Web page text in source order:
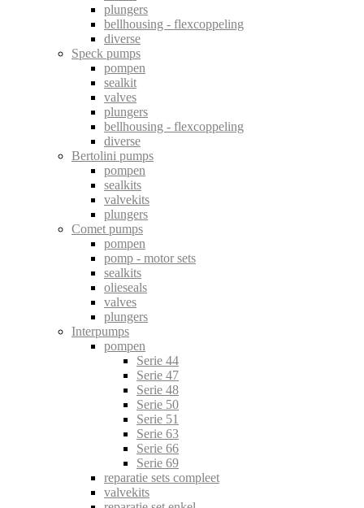
plungers
bellhousing - flexcoppeling
diverse
Speck pumps
pompen
sealkit
valves
plungers
bellhousing - flexcoppeling
diverse
Bertolini pumps
pompen
sealkits
valvekits
plungers
Comet pumps
pompen
pomp - motor sets
sealkits
olieseals
valves
plungers
Interpumps
pompen
Serie 44
Serie 47
Serie 48
Serie 50
Serie 51
Serie 63
Serie 66
Serie 69
reparatie sets compleet
valvekits